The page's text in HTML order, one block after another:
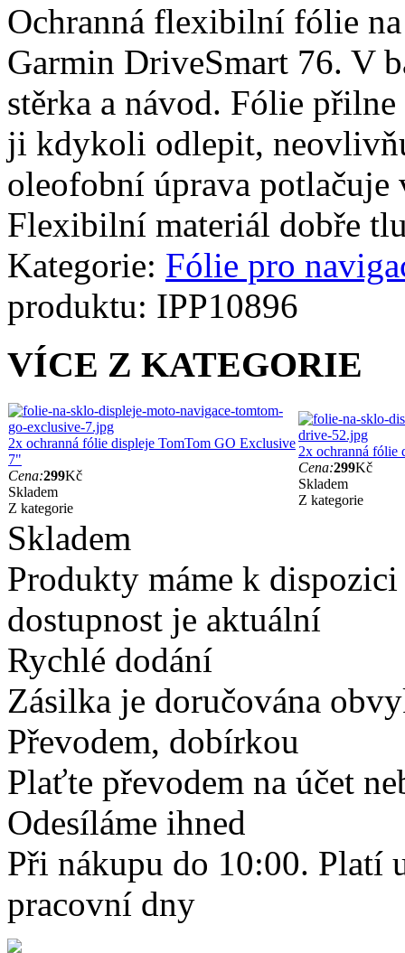
Ochranná flexibilní fólie
Garmin DriveSmart 76. V
stěrka a návod. Fólie
ji kdykoli odlepit,
oleofobní úprava
Flexibilní materiál dobře
Kategorie: Fólie pro
produktu: IPP10896
VÍCE Z KATEGORIE
2x ochranná fólie displeje TomTom GO Exclusive
7"
Cena:299Kč
Skladem
Z kategorie
2x ochranná fólie
Cena:299Kč
Skladem
Z kategorie
Skladem
Produkty máme k
dostupnost je aktuální
Rychlé dodání
Zásilka je doručována
Převodem, dobírkou
Plaťte převodem na účet
Odesíláme ihned
Při nákupu do 10:00. Platí
pracovní dny